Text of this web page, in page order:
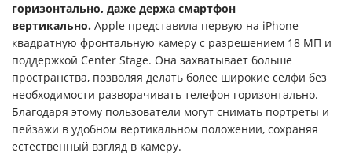
горизонтально, даже держа смартфон
вертикально. Apple представила первую на iPhone
квадратную фронтальную камеру с разрешением 18 МП и
поддержкой Center Stage. Она захватывает больше
пространства, позволяя делать более широкие селфи без
необходимости разворачивать телефон горизонтально.
Благодаря этому пользователи могут снимать портреты и
пейзажи в удобном вертикальном положении, сохраняя
естественный взгляд в камеру.